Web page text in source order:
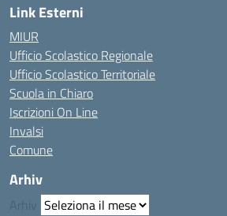
Link Esterni
MIUR
Ufficio Scolastico Regionale
Ufficio Scolastico Territoriale
Scuola in Chiaro
Iscrizioni On Line
Invalsi
Comune
Arhiv
Arhiv